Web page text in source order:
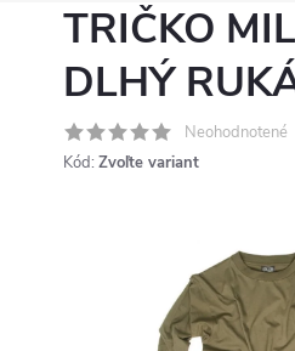
TRIČKO
DLHÝ
Neohodnotené
Kód: Zvoľte variant